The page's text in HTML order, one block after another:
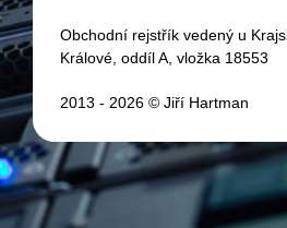
Obchodní rejstřík vedený u
Králové, oddíl A, vložka 18553
2013 - 2026 © Jiří Hartman